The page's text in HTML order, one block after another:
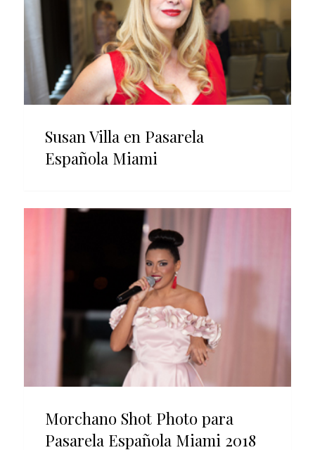
Susan Villa en Pasarela
Española Miami
Morchano Shot Photo para
Pasarela Española Miami 2018